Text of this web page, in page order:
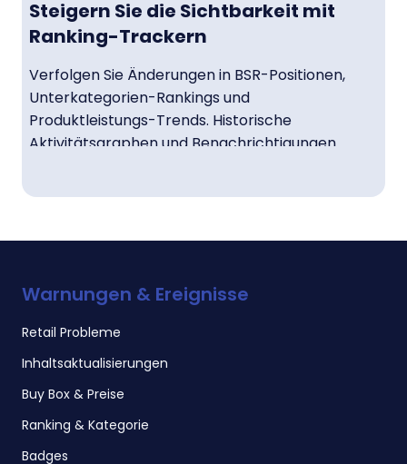
Steigern Sie die Sichtbarkeit mit
Ranking-Trackern
Verfolgen Sie Änderungen in BSR-Positionen,
Unterkategorien-Rankings und
Produktleistungs-Trends. Historische
Aktivitätsgraphen und Benachrichtigungen
Keyword-Insights
Keyword-Trackern, um Ihre SEO-Strategie zu
verbessern. Analysieren Sie Ranking-Verlauf,
Marktanteil und WettbewerberKeywords, um die
Warnungen & Ereignisse
Retail Probleme
Inhaltsaktualisierungen
Buy Box & Preise
Ranking & Kategorie
Badges